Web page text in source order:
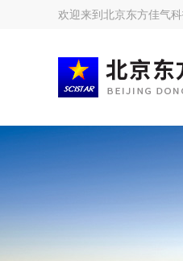
欢迎来到 北京东方佳气